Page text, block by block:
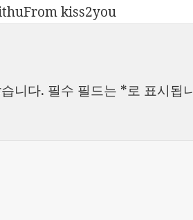
카
From kiss2you
니다. 필수 필드는 *로 표시됩